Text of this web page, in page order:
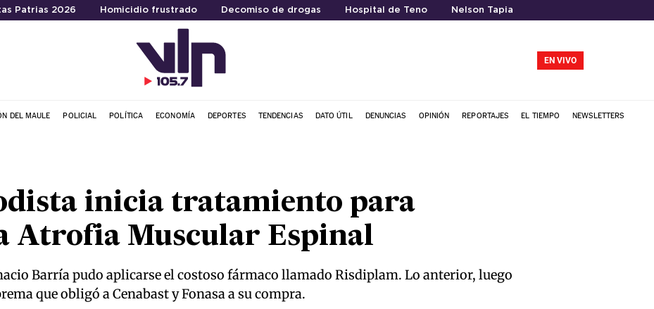
Patrias 2026 Homicidio frustrado Decomiso de drogas Hospital de Teno Nelson Tapia
EN VIVO
DEL MAULE POLICIAL POLÍTICA ECONOMÍA DEPORTES TENDENCIAS DATO ÚTIL DENUNCIAS OPINIÓN REPORTAJES EL TIEMPO NEWSLETTERS
inicia tratamiento para
Atrofia Muscular Espinal
Barría pudo aplicarse el costoso fármaco llamado Risdiplam. Lo anterior, luego
que obligó a Cenabast y Fonasa a su compra.